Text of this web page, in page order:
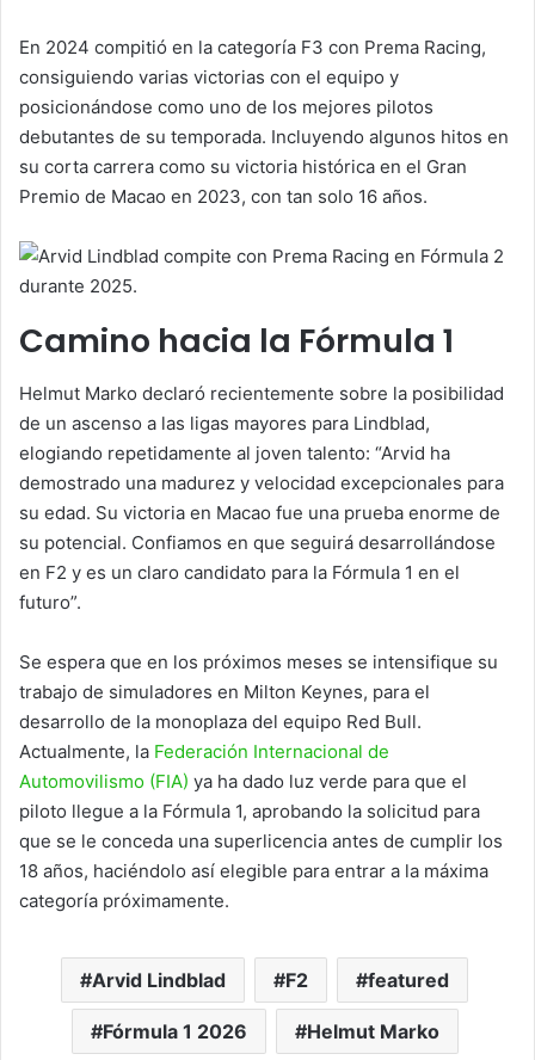
En 2024 compitió en la categoría F3 con Prema Racing,
consiguiendo varias victorias con el equipo y
posicionándose como uno de los mejores pilotos
debutantes de su temporada. Incluyendo algunos hitos en
su corta carrera como su victoria histórica en el Gran
Premio de Macao en 2023, con tan solo 16 años.
Camino hacia la Fórmula 1
Helmut Marko declaró recientemente sobre la posibilidad
de un ascenso a las ligas mayores para Lindblad,
elogiando repetidamente al joven talento: “Arvid ha
demostrado una madurez y velocidad excepcionales para
su edad. Su victoria en Macao fue una prueba enorme de
su potencial. Confiamos en que seguirá desarrollándose
en F2 y es un claro candidato para la Fórmula 1 en el
futuro”.
Se espera que en los próximos meses se intensifique su
trabajo de simuladores en Milton Keynes, para el
desarrollo de la monoplaza del equipo Red Bull.
Actualmente, la Federación Internacional de
Automovilismo (FIA) ya ha dado luz verde para que el
piloto llegue a la Fórmula 1, aprobando la solicitud para
que se le conceda una superlicencia antes de cumplir los
18 años, haciéndolo así elegible para entrar a la máxima
categoría próximamente.
Arvid Lindblad F2 featured
Fórmula 1 2026 Helmut Marko